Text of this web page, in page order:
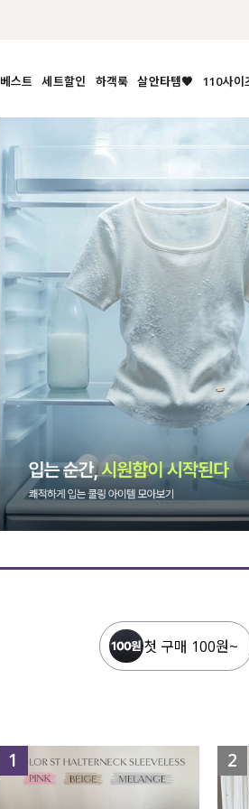
베스트
세트할인
여름코디추천
하객룩
상의
원피스
살안타템🧡
캡나시/나시
셔츠/블라우스/티셔츠
여름니트
슬랙스/팬츠
원피스
110사이
하의
원피스
첫 구매 100원~